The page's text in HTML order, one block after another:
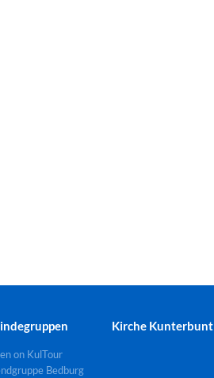
on KulTour
Bedburg
Kirche Kunterbunt